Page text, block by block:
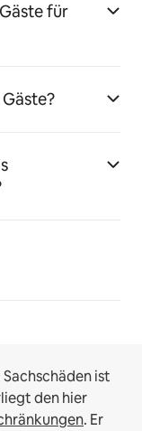
für
ist
den hier
. Er